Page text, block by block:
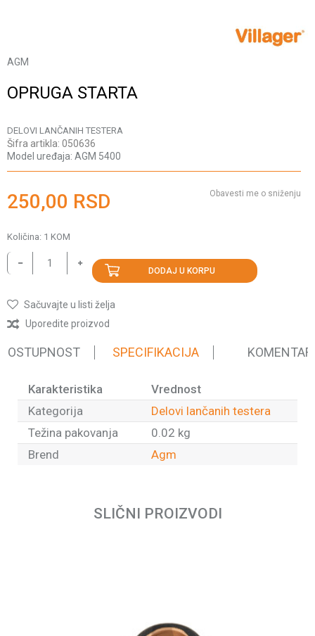
AGM
OPRUGA STARTA
DELOVI LANČANIH TESTERA
Šifra artikla: 050636
Model uređaja: AGM 5400
250,00 RSD Obavesti me o sniženju
Količina: 1 KOM
DODAJ U KORPU
Sačuvajte u listi želja
Uporedite proizvod
SPECIFIKACIJA
Karakteristika
Vrednost
Kategorija
Delovi lančanih testera
Težina pakovanja
0.02 kg
Brend
Agm
SLIČNI PROIZVODI